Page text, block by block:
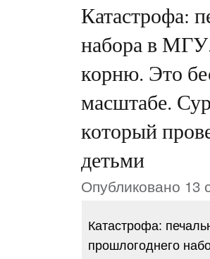
Катастрофа:
набора в
корню. Это
масштабе.
который
детьми
Опубликовано 13
Катастрофа:
прошлогоднего